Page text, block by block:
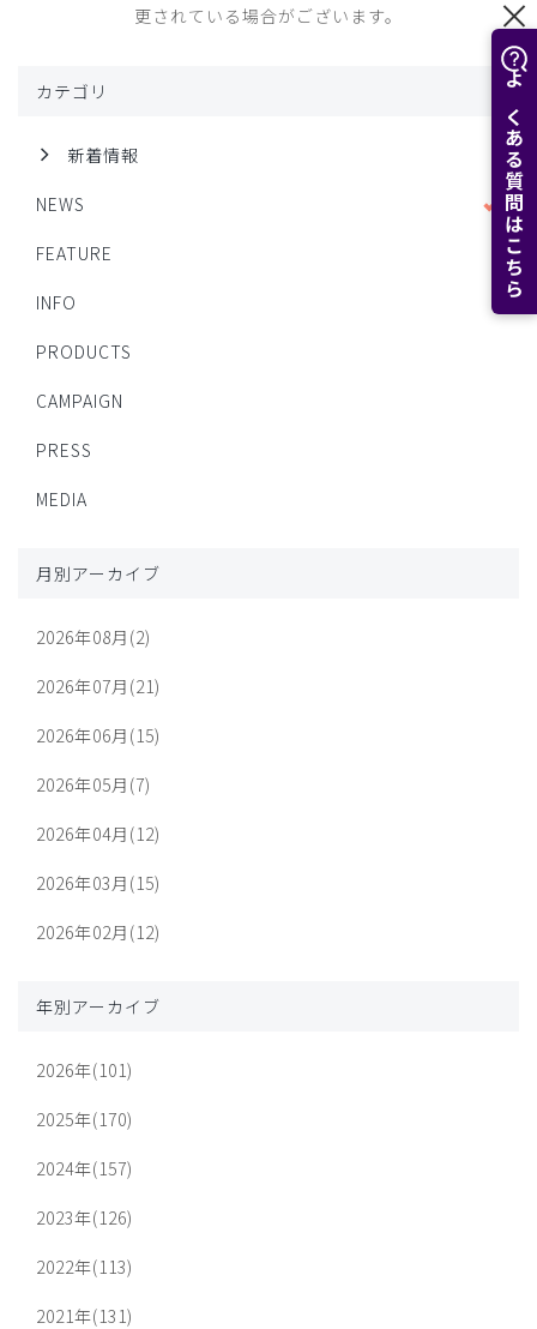
よくある質問はこちら
更されている場合がございます。
カテゴリ
新着情報
NEWS
FEATURE
INFO
PRODUCTS
CAMPAIGN
PRESS
MEDIA
月別アーカイブ
2026年08月(2)
2026年07月(21)
2026年06月(15)
2026年05月(7)
2026年04月(12)
2026年03月(15)
2026年02月(12)
年別アーカイブ
2026年(101)
2025年(170)
2024年(157)
2023年(126)
2022年(113)
2021年(131)